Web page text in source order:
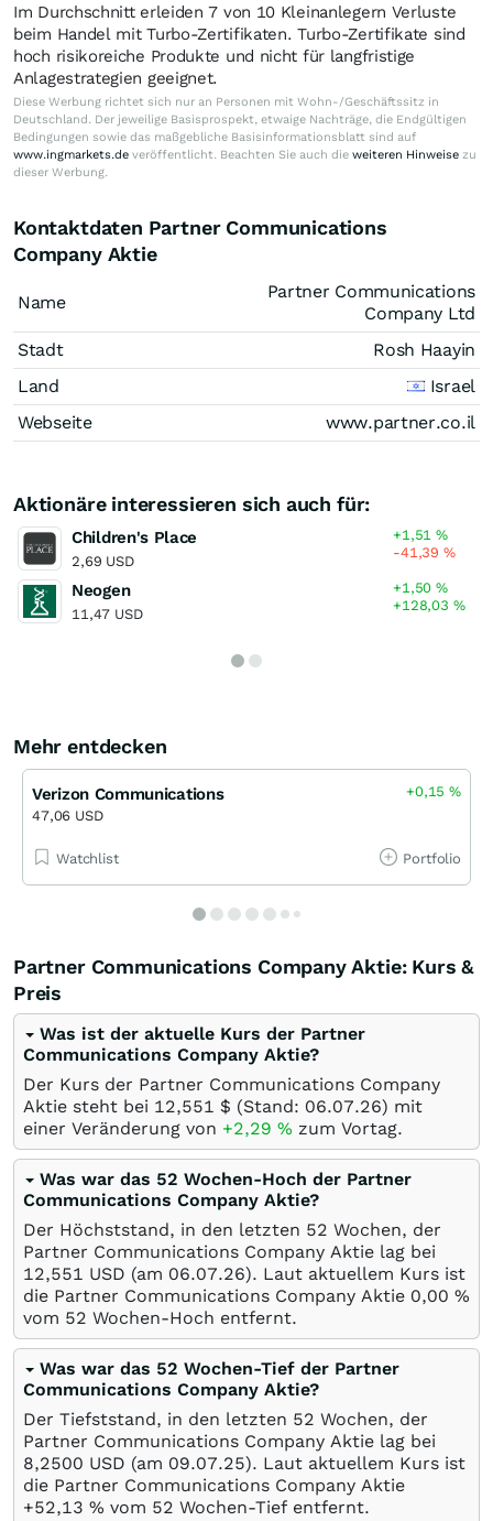
Im Durchschnitt erleiden 7 von 10 Kleinanlegern Verluste
beim Handel mit Turbo-Zertifikaten. Turbo-Zertifikate sind
hoch risikoreiche Produkte und nicht für langfristige
Anlagestrategien geeignet.
Diese Werbung richtet sich nur an Personen mit Wohn-/Geschäftssitz in
Deutschland. Der jeweilige Basisprospekt, etwaige Nachträge, die Endgültigen
Bedingungen sowie das maßgebliche Basisinformationsblatt sind auf
www.ingmarkets.de veröffentlicht. Beachten Sie auch die weiteren Hinweise zu
dieser Werbung.
Kontaktdaten Partner Communications
Company Aktie
Name
Partner Communications
Company Ltd
Stadt
Rosh Haayin
Land
Israel
Webseite
www.partner.co.il
Aktionäre interessieren sich auch für:
Children's Place
2,69 USD
+1,51%
-41,39%
Neogen
11,47 USD
+1,50%
+128,03 %
Mehr entdecken
Verizon Communications
47,06 USD
+0,15%
Watchlist Portfolio
Partner Communications Company Aktie: Kurs &
Preis
Was ist der aktuelle Kurs der Partner
Communications Company Aktie?
Der Kurs der Partner Communications Company
Aktie steht bei 12,551 $ (Stand: 06.07.26) mit
einer Veränderung von +2,29 % zum Vortag.
Was war das 52 Wochen-Hoch der Partner
Communications Company Aktie?
Der Höchststand, in den letzten 52 Wochen, der
Partner Communications Company Aktie lag bei
12,551 USD (am 06.07.26). Laut aktuellem Kurs ist
die Partner Communications Company Aktie 0,00 %
vom 52 Wochen-Hoch entfernt.
Was war das 52 Wochen-Tief der Partner
Communications Company Aktie?
Der Tiefststand, in den letzten 52 Wochen, der
Partner Communications Company Aktie lag bei
8,2500 USD (am 09.07.25). Laut aktuellem Kurs ist
die Partner Communications Company Aktie
+52,13 % vom 52 Wochen-Tief entfernt.